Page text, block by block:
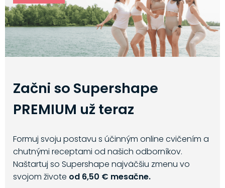
Začni so Supershape
PREMIUM už teraz
Formuj svoju postavu s účinným online cvičením a
chutnými receptami od našich odborníkov.
Naštartuj so Supershape najväčšiu zmenu vo
svojom živote od 6,50 € mesačne.